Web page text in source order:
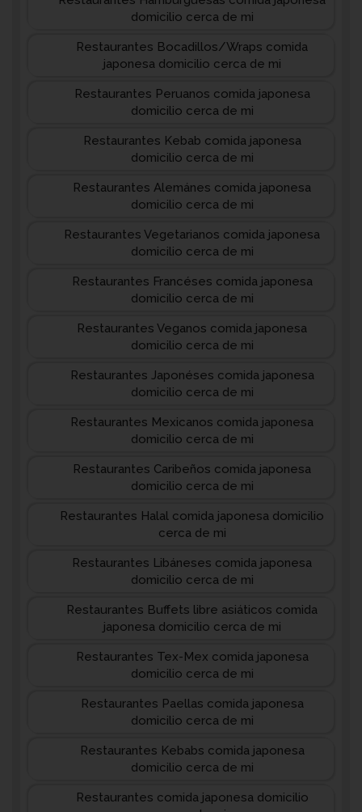
domicilio cerca de mi
Restaurantes Bocadillos/Wraps comida
japonesa domicilio cerca de mi
Restaurantes Peruanos comida japonesa
domicilio cerca de mi
Restaurantes Kebab comida japonesa
domicilio cerca de mi
Restaurantes Alemánes comida japonesa
domicilio cerca de mi
Restaurantes Vegetarianos comida japonesa
domicilio cerca de mi
Restaurantes Francéses comida japonesa
domicilio cerca de mi
Restaurantes Veganos comida japonesa
domicilio cerca de mi
Restaurantes Japonéses comida japonesa
domicilio cerca de mi
Restaurantes Mexicanos comida japonesa
domicilio cerca de mi
Restaurantes Caribeños comida japonesa
domicilio cerca de mi
Restaurantes Halal comida japonesa domicilio
cerca de mi
Restaurantes Libáneses comida japonesa
domicilio cerca de mi
Restaurantes Buffets libre asiáticos comida
japonesa domicilio cerca de mi
Restaurantes Tex-Mex comida japonesa
domicilio cerca de mi
Restaurantes Paellas comida japonesa
domicilio cerca de mi
Restaurantes Kebabs comida japonesa
domicilio cerca de mi
Restaurantes comida japonesa domicilio